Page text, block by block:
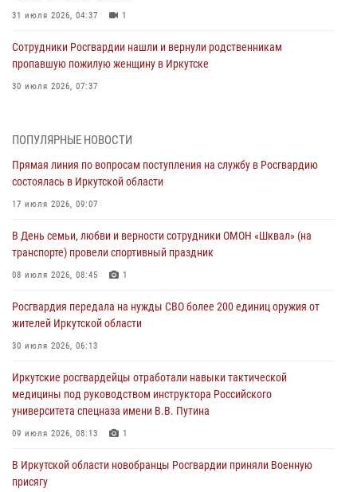
31 июля 2026, 04:37 1
Сотрудники Росгвардии нашли и вернули родственникам
пропавшую пожилую женщину в Иркутске
30 июля 2026, 07:37
жителей Иркутской области
При силовой поддержке СОБР Росгвардии в Иркутской области
провели рейды по соблюдению миграционного законодательства
В честь 10-летия Росгвардии сотрудники вневедомственной охраны
из Ангарска познакомили отдыхающих детского лагеря со службой
29 июля 2026, 03:44
Росгвардейцы из Иркутска приняли участие в праздновании Дня
28 июля 2026, 07:15 4
ПОПУЛЯРНЫЕ НОВОСТИ
Прямая линия по вопросам поступления на службу в Росгвардию
состоялась в Иркутской области
17 июля 2026, 09:07
В День семьи, любви и верности сотрудники ОМОН «Шквал» (на
транспорте) провели спортивный праздник
08 июля 2026, 08:45 1
Росгвардия передала на нужды СВО более 200 единиц оружия от
жителей Иркутской области
30 июля 2026, 06:13
Иркутские росгвардейцы отработали навыки тактической
медицины под руководством инструктора Российского
университета спецназа имени В.В. Путина
09 июля 2026, 08:13 1
В Иркутской области новобранцы Росгвардии приняли Военную
присягу